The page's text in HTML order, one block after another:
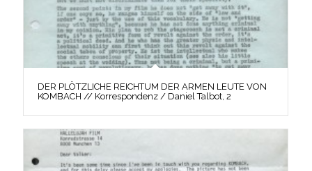
DER PLÖTZLICHE REICHTUM DER ARMEN LEUTE VON
KOMBACH // Korrespondenz / Daniel Talbot, 2